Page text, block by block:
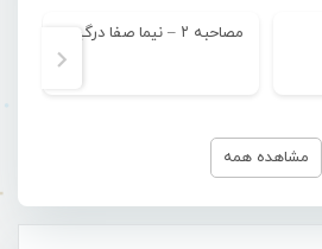
مصاحبه ۲ – نیما صفا درگیری
مشاهده همه